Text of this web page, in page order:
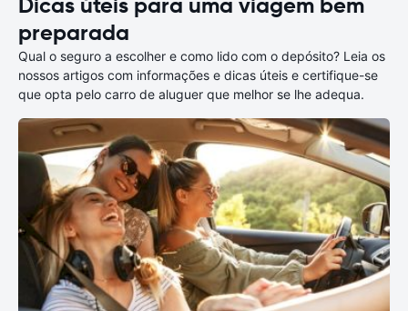
Dicas úteis para uma viagem bem
preparada
Qual o seguro a escolher e como lido com o depósito? Leia os
nossos artigos com informações e dicas úteis e certifique-se
que opta pelo carro de aluguer que melhor se lhe adequa.